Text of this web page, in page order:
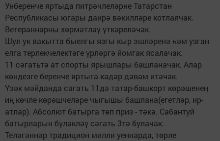
Унберенче яртыда питрәчлеләрне Татарстан
Республикасы югары даирә вәкилләре котлаячак.
Ветераннарны хөрмәтләү үткәреләчәк.
Шул ук вакытта быелгы язгы кыр эшләренә һәм узган
елга терлекчелектәге үрләргә йомгак ясалачак.
11 сәгатьтә ат спорты ярышлары башланачак. Алар
көндезге беренче яртыга кадәр дәвам итәчәк.
Үзәк мәйданда сәгать 11дә татар-башкорт көрәшенең
иң көчле көрәшчеләре чыгышы башлана(егетләр, ир-
атлар). Абсолют батырга төп приз - тәкә. Сабантуй
батырларын бүләкләү сәгать 3тә булачак.
Теләгәннәр традицион милли уеннарда, төрле